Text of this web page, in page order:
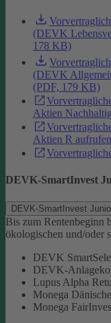
(DEVK
178 KB)
(DEVK
(PDF, 179 KB)
Aktien
Aktien R aufrufen
DEVK-SmartInvest
DEVK-SmartInvest
Bis zum Rentenbeginn
ökologischen und/oder
DEVK
DEVK-
Lupus Alpha
Monega
Monega